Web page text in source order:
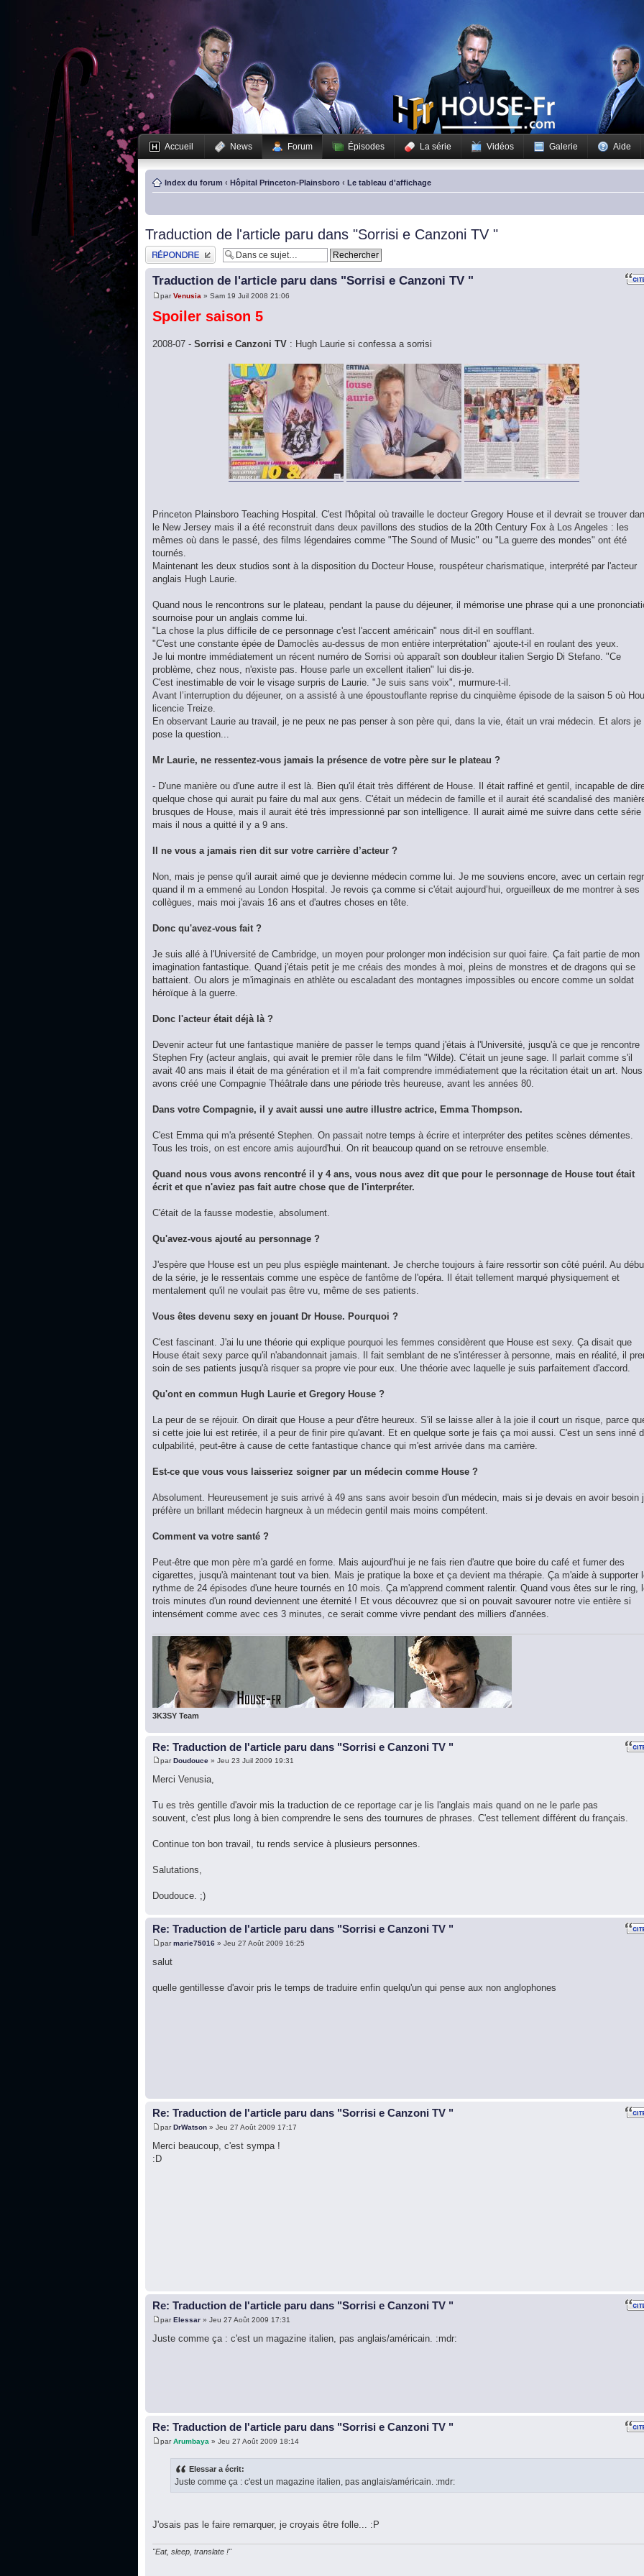
Accueil News Forum Épisodes La série Vidéos Galerie Aide
Index du forum ‹ Hôpital Princeton-Plainsboro ‹ Le tableau d'affichage
Traduction de l'article paru dans "Sorrisi e Canzoni TV "
Publier une réponse
Traduction de l'article paru dans "Sorrisi e Canzoni TV "
parVenusia » Sam 19 Juil 2008 21:06
Spoiler saison 5
2008-07 - Sorrisi e Canzoni TV : Hugh Laurie si confessa a sorrisi
Princeton Plainsboro Teaching Hospital. C'est l'hôpital où travaille le docteur Gregory House et il devrait se trouver
le New Jersey mais il a été reconstruit dans deux pavillons des studios de la 20th Century Fox à Los Angeles : les
mêmes où dans le passé, des films légendaires comme "The Sound of Music" ou "La guerre des mondes" ont été
tournés.
Maintenant les deux studios sont à la disposition du Docteur House, rouspéteur charismatique, interprété par l'acteur
anglais Hugh Laurie.
Quand nous le rencontrons sur le plateau, pendant la pause du déjeuner, il mémorise une phrase qui a une
sournoise pour un anglais comme lui.
"La chose la plus difficile de ce personnage c'est l'accent américain" nous dit-il en soufflant.
"C'est une constante épée de Damoclès au-dessus de mon entière interprétation" ajoute-t-il en roulant des yeux.
Je lui montre immédiatement un récent numéro de Sorrisi où apparaît son doubleur italien Sergio Di Stefano. "Ce
problème, chez nous, n'existe pas. House parle un excellent italien" lui dis-je.
C'est inestimable de voir le visage surpris de Laurie. "Je suis sans voix", murmure-t-il.
Avant l’interruption du déjeuner, on a assisté à une époustouflante reprise du cinquième épisode de la saison 5 où
licencie Treize.
En observant Laurie au travail, je ne peux ne pas penser à son père qui, dans la vie, était un vrai médecin. Et alors je
pose la question...
Mr Laurie, ne ressentez-vous jamais la présence de votre père sur le plateau ?
- D'une manière ou d'une autre il est là. Bien qu'il était très différent de House. Il était raffiné et gentil, incapable de
quelque chose qui aurait pu faire du mal aux gens. C'était un médecin de famille et il aurait été scandalisé des
brusques de House, mais il aurait été très impressionné par son intelligence. Il aurait aimé me suivre dans cette série
mais il nous a quitté il y a 9 ans.
Il ne vous a jamais rien dit sur votre carrière d’acteur ?
Non, mais je pense qu'il aurait aimé que je devienne médecin comme lui. Je me souviens encore, avec un certain
quand il m a emmené au London Hospital. Je revois ça comme si c'était aujourd’hui, orgueilleux de me montrer à ses
collègues, mais moi j'avais 16 ans et d'autres choses en tête.
Donc qu'avez-vous fait ?
Je suis allé à l'Université de Cambridge, un moyen pour prolonger mon indécision sur quoi faire. Ça fait partie de mon
imagination fantastique. Quand j'étais petit je me créais des mondes à moi, pleins de monstres et de dragons qui se
battaient. Ou alors je m'imaginais en athlète ou escaladant des montagnes impossibles ou encore comme un soldat
héroïque à la guerre.
Donc l'acteur était déjà là ?
Devenir acteur fut une fantastique manière de passer le temps quand j'étais à l'Université, jusqu'à ce que je rencontre
Stephen Fry (acteur anglais, qui avait le premier rôle dans le film "Wilde). C'était un jeune sage. Il parlait comme s'il
avait 40 ans mais il était de ma génération et il m'a fait comprendre immédiatement que la récitation était un art. Nous
avons créé une Compagnie Théâtrale dans une période très heureuse, avant les années 80.
Dans votre Compagnie, il y avait aussi une autre illustre actrice, Emma Thompson.
C'est Emma qui m'a présenté Stephen. On passait notre temps à écrire et interpréter des petites scènes démentes.
Tous les trois, on est encore amis aujourd'hui. On rit beaucoup quand on se retrouve ensemble.
Quand nous vous avons rencontré il y 4 ans, vous nous avez dit que pour le personnage de House tout était
écrit et que n'aviez pas fait autre chose que de l'interpréter.
C'était de la fausse modestie, absolument.
Qu'avez-vous ajouté au personnage ?
J'espère que House est un peu plus espiègle maintenant. Je cherche toujours à faire ressortir son côté puéril. Au
de la série, je le ressentais comme une espèce de fantôme de l'opéra. Il était tellement marqué physiquement et
mentalement qu'il ne voulait pas être vu, même de ses patients.
Vous êtes devenu sexy en jouant Dr House. Pourquoi ?
C'est fascinant. J'ai lu une théorie qui explique pourquoi les femmes considèrent que House est sexy. Ça disait que
House était sexy parce qu'il n'abandonnait jamais. Il fait semblant de ne s'intéresser à personne, mais en réalité, il
soin de ses patients jusqu'à risquer sa propre vie pour eux. Une théorie avec laquelle je suis parfaitement d'accord.
Qu'ont en commun Hugh Laurie et Gregory House ?
La peur de se réjouir. On dirait que House a peur d'être heureux. S'il se laisse aller à la joie il court un risque, parce
si cette joie lui est retirée, il a peur de finir pire qu'avant. Et en quelque sorte je fais ça moi aussi. C'est un sens inné
culpabilité, peut-être à cause de cette fantastique chance qui m'est arrivée dans ma carrière.
Est-ce que vous vous laisseriez soigner par un médecin comme House ?
Absolument. Heureusement je suis arrivé à 49 ans sans avoir besoin d'un médecin, mais si je devais en avoir besoin
préfère un brillant médecin hargneux à un médecin gentil mais moins compétent.
Comment va votre santé ?
Peut-être que mon père m'a gardé en forme. Mais aujourd'hui je ne fais rien d'autre que boire du café et fumer des
cigarettes, jusqu'à maintenant tout va bien. Mais je pratique la boxe et ça devient ma thérapie. Ça m'aide à supporter
rythme de 24 épisodes d'une heure tournés en 10 mois. Ça m'apprend comment ralentir. Quand vous êtes sur le ring,
trois minutes d'un round deviennent une éternité ! Et vous découvrez que si on pouvait savourer notre vie entière si
intensément comme avec ces 3 minutes, ce serait comme vivre pendant des milliers d'années.
3K3SY Team
Re: Traduction de l'article paru dans "Sorrisi e Canzoni TV "
parDoudouce » Jeu 23 Juil 2009 19:31
Merci Venusia,
Tu es très gentille d'avoir mis la traduction de ce reportage car je lis l'anglais mais quand on ne le parle pas
souvent, c'est plus long à bien comprendre le sens des tournures de phrases. C'est tellement différent du français.
Continue ton bon travail, tu rends service à plusieurs personnes.
Salutations,
Doudouce. ;)
Re: Traduction de l'article paru dans "Sorrisi e Canzoni TV "
parmarie75016 » Jeu 27 Août 2009 16:25
salut
quelle gentillesse d'avoir pris le temps de traduire enfin quelqu'un qui pense aux non anglophones
Re: Traduction de l'article paru dans "Sorrisi e Canzoni TV "
parDrWatson » Jeu 27 Août 2009 17:17
Merci beaucoup, c'est sympa !
:D
Re: Traduction de l'article paru dans "Sorrisi e Canzoni TV "
parElessar » Jeu 27 Août 2009 17:31
Juste comme ça : c'est un magazine italien, pas anglais/américain. :mdr:
Re: Traduction de l'article paru dans "Sorrisi e Canzoni TV "
parArumbaya » Jeu 27 Août 2009 18:14
Elessar a écrit:
Juste comme ça : c'est un magazine italien, pas anglais/américain. :mdr:
J'osais pas le faire remarquer, je croyais être folle... :P
"Eat, sleep, translate !"